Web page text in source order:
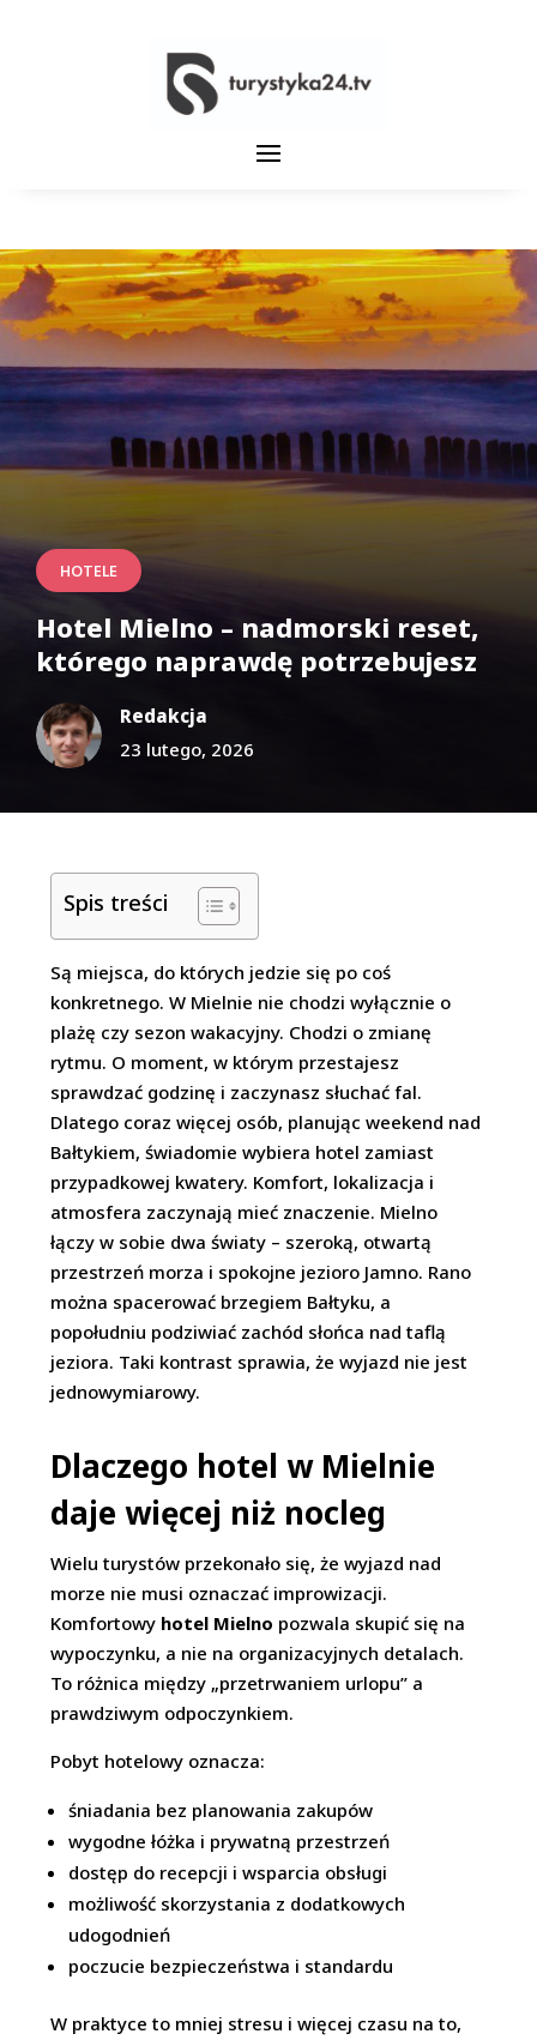
HOTELE
Hotel Mielno – nadmorski reset,
którego naprawdę potrzebujesz
Redakcja
23 lutego, 2026
Spis treści
Są miejsca, do których jedzie się po coś
konkretnego. W Mielnie nie chodzi wyłącznie o
plażę czy sezon wakacyjny. Chodzi o zmianę
rytmu. O moment, w którym przestajesz
sprawdzać godzinę i zaczynasz słuchać fal.
Dlatego coraz więcej osób, planując weekend nad
Bałtykiem, świadomie wybiera hotel zamiast
przypadkowej kwatery. Komfort, lokalizacja i
atmosfera zaczynają mieć znaczenie. Mielno
łączy w sobie dwa światy – szeroką, otwartą
przestrzeń morza i spokojne jezioro Jamno. Rano
można spacerować brzegiem Bałtyku, a
popołudniu podziwiać zachód słońca nad taflą
jeziora. Taki kontrast sprawia, że wyjazd nie jest
jednowymiarowy.
Dlaczego hotel w Mielnie
daje więcej niż nocleg
Wielu turystów przekonało się, że wyjazd nad
morze nie musi oznaczać improwizacji.
Komfortowy hotel Mielno pozwala skupić się na
wypoczynku, a nie na organizacyjnych detalach.
To różnica między „przetrwaniem urlopu” a
prawdziwym odpoczynkiem.
Pobyt hotelowy oznacza:
śniadania bez planowania zakupów
wygodne łóżka i prywatną przestrzeń
dostęp do recepcji i wsparcia obsługi
możliwość skorzystania z dodatkowych
udogodnień
poczucie bezpieczeństwa i standardu
W praktyce to mniej stresu i więcej czasu na to,